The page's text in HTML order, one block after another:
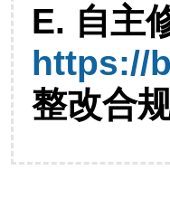
E. 自主
https://
整改合